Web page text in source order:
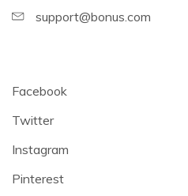
support@bonus.com
Facebook
Twitter
Instagram
Pinterest